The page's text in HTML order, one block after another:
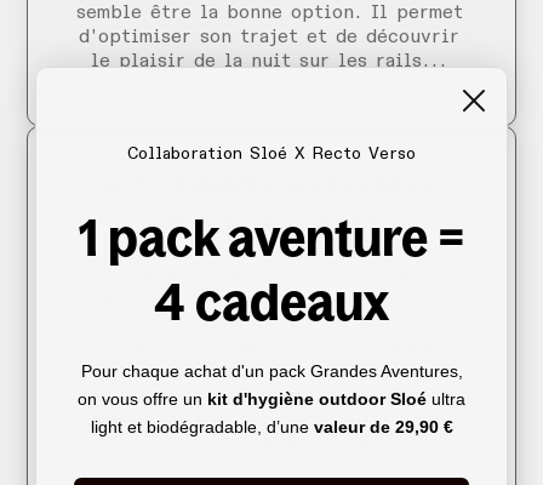
semble être la bonne option. Il permet
d'optimiser son trajet et de découvrir
le plaisir de la nuit sur les rails...
DEPUIS LES GARES
avec itinéraires, cartes, descriptions
et conseils pour partir à l’aventure.
vélo, randonner des pré-Alpes au
Verdon, marcher sous le ciel étoilé du
Quercy, mettre cap vers l’Espagne ou
Collaboration Sloé X Recto Verso
1 pack aventure =
4 cadeaux
Pour chaque achat d'un pack Grandes Aventures,
on vous offre un kit d'hygiène outdoor Sloé ultra
light et biodégradable, d’une valeur de 29,90 €